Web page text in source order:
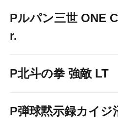
Pルパン三世 ONE
r.
P北斗の拳 強敵 LT
P弾球黙示録カイジ